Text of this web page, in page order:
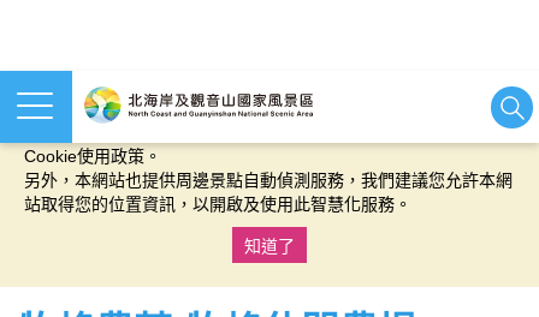
本網站使用cookies等相關技術以持續優化網站服務，並有助於為
Cookie使用政策。
另外，本網站也提供周邊景點自動偵測服務，我們建議您允許本網
站取得您的位置資訊，以開啟及使用此智慧化服務。
知道了